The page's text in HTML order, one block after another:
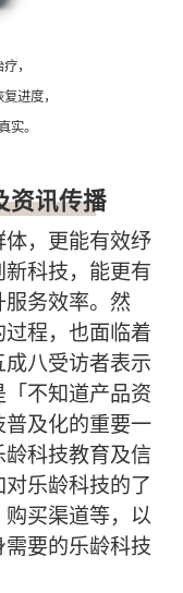
，
进度，
实。
资讯传播
，更能有效纾
科技，能更有
务效率。然
程，也面临着
八受访者表示
不知道产品资
及化的重要一
科技教育及信
乐龄科技的了
买渠道等，以
要的乐龄科技